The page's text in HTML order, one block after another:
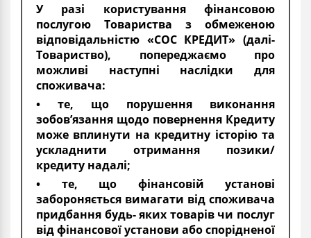
У разі користування фінансовою
послугою Товариства з обмеженою
відповідальністю «СОС КРЕДИТ» (далі-
Товариство), попереджаємо про
можливі наступні наслідки для
споживача:
• те, що порушення виконання
зобов’язання щодо повернення Кредиту
може вплинути на кредитну історію та
ускладнити отримання позики/
кредиту надалі;
• те, що фінансовій установі
забороняється вимагати від споживача
придбання будь- яких товарів чи послуг
від фінансової установи або спорідненої